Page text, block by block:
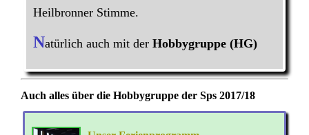
Heilbronner Stimme.
Natürlich auch mit der Hobbygruppe (HG)
Auch alles über die Hobbygruppe der Sps 2017/18